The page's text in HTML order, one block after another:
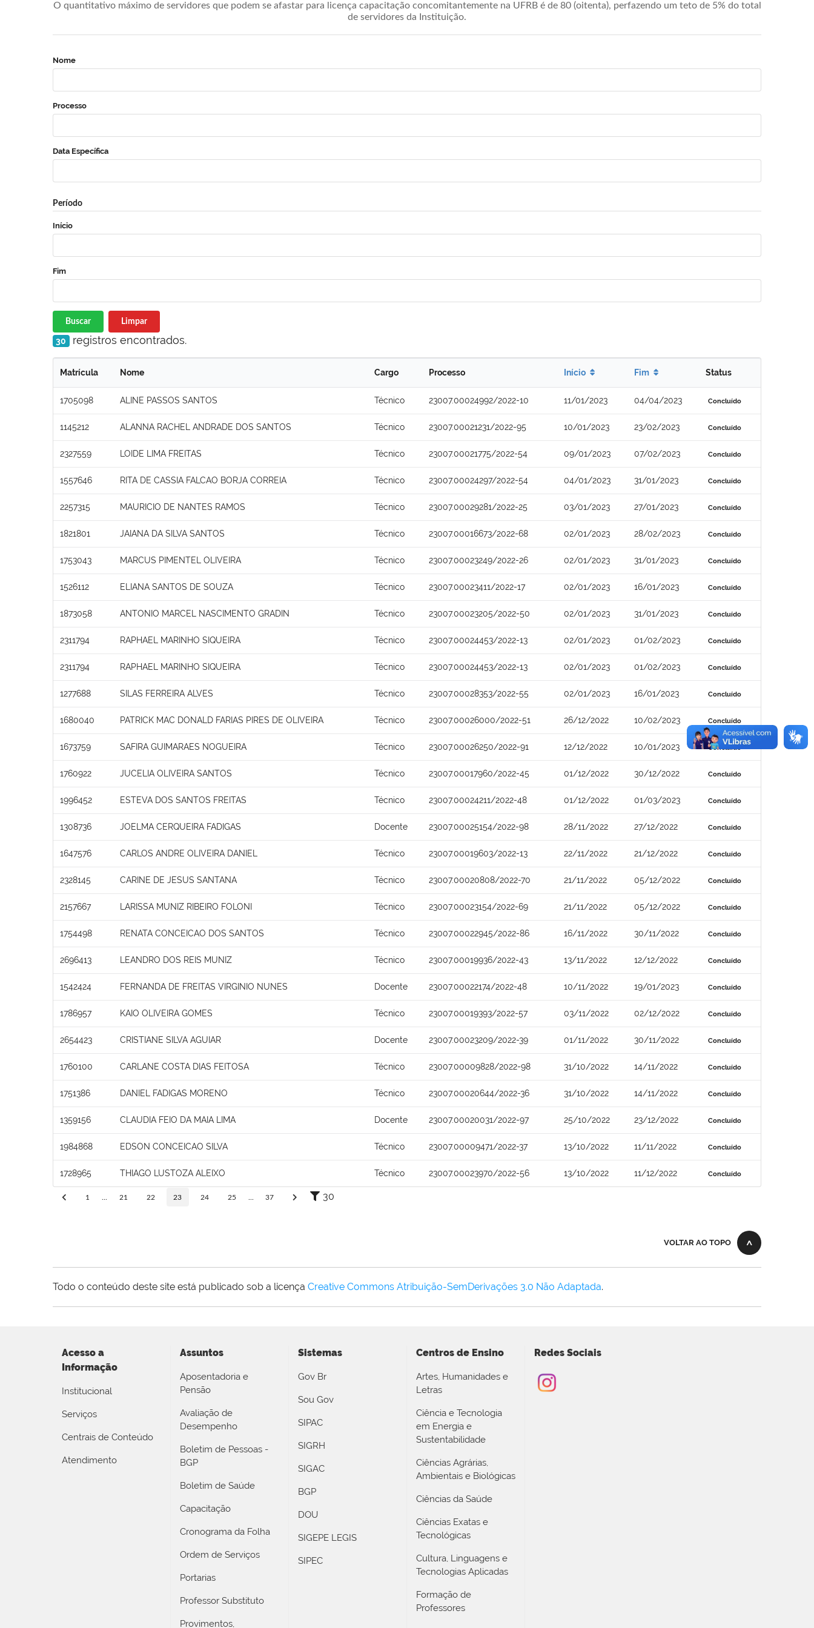
O quantitativo máximo de servidores que podem se afastar para licença capacitação concomitantemente na UFRB é de 80 (oitenta), perfazendo um teto de 5% do total
de servidores da Instituição.
Nome
Processo
Data Específica
Período
Início
Fim
Buscar Limpar
30 registros encontrados.
Matrícula Nome Cargo Processo Início Fim Status
1705098 ALINE PASSOS SANTOS Técnico 23007.00024992/2022-10 11/01/2023 04/04/2023 Concluído
1145212 ALANNA RACHEL ANDRADE DOS SANTOS Técnico 23007.00021231/2022-95 10/01/2023 23/02/2023 Concluído
2327559 LOIDE LIMA FREITAS Técnico 23007.00021775/2022-54 09/01/2023 07/02/2023 Concluído
1557646 RITA DE CASSIA FALCAO BORJA CORREIA Técnico 23007.00024297/2022-54 04/01/2023 31/01/2023 Concluído
2257315 MAURICIO DE NANTES RAMOS Técnico 23007.00029281/2022-25 03/01/2023 27/01/2023 Concluído
1821801 JAIANA DA SILVA SANTOS Técnico 23007.00016673/2022-68 02/01/2023 28/02/2023 Concluído
1753043 MARCUS PIMENTEL OLIVEIRA Técnico 23007.00023249/2022-26 02/01/2023 31/01/2023 Concluído
1526112 ELIANA SANTOS DE SOUZA Técnico 23007.00023411/2022-17 02/01/2023 16/01/2023 Concluído
1873058 ANTONIO MARCEL NASCIMENTO GRADIN Técnico 23007.00023205/2022-50 02/01/2023 31/01/2023 Concluído
2311794 RAPHAEL MARINHO SIQUEIRA Técnico 23007.00024453/2022-13 02/01/2023 01/02/2023 Concluído
2311794 RAPHAEL MARINHO SIQUEIRA Técnico 23007.00024453/2022-13 02/01/2023 01/02/2023 Concluído
1277688 SILAS FERREIRA ALVES Técnico 23007.00028353/2022-55 02/01/2023 16/01/2023 Concluído
1680040 PATRICK MAC DONALD FARIAS PIRES DE OLIVEIRA Técnico 23007.00026000/2022-51 26/12/2022 10/02/2023 Concluído
1673759 SAFIRA GUIMARAES NOGUEIRA Técnico 23007.00026250/2022-91 12/12/2022 10/01/2023 Concluído
1760922 JUCELIA OLIVEIRA SANTOS Técnico 23007.00017960/2022-45 01/12/2022 30/12/2022 Concluído
1996452 ESTEVA DOS SANTOS FREITAS Técnico 23007.00024211/2022-48 01/12/2022 01/03/2023 Concluído
1308736 JOELMA CERQUEIRA FADIGAS Docente 23007.00025154/2022-98 28/11/2022 27/12/2022 Concluído
1647576 CARLOS ANDRE OLIVEIRA DANIEL Técnico 23007.00019603/2022-13 22/11/2022 21/12/2022 Concluído
2328145 CARINE DE JESUS SANTANA Técnico 23007.00020808/2022-70 21/11/2022 05/12/2022 Concluído
2157667 LARISSA MUNIZ RIBEIRO FOLONI Técnico 23007.00023154/2022-69 21/11/2022 05/12/2022 Concluído
1754498 RENATA CONCEICAO DOS SANTOS Técnico 23007.00022945/2022-86 16/11/2022 30/11/2022 Concluído
2696413 LEANDRO DOS REIS MUNIZ Técnico 23007.00019936/2022-43 13/11/2022 12/12/2022 Concluído
1542424 FERNANDA DE FREITAS VIRGINIO NUNES Docente 23007.00022174/2022-48 10/11/2022 19/01/2023 Concluído
1786957 KAIO OLIVEIRA GOMES Técnico 23007.00019393/2022-57 03/11/2022 02/12/2022 Concluído
2654423 CRISTIANE SILVA AGUIAR Docente 23007.00023209/2022-39 01/11/2022 30/11/2022 Concluído
1760100 CARLANE COSTA DIAS FEITOSA Técnico 23007.00009828/2022-98 31/10/2022 14/11/2022 Concluído
1751386 DANIEL FADIGAS MORENO Técnico 23007.00020644/2022-36 31/10/2022 14/11/2022 Concluído
1359156 CLAUDIA FEIO DA MAIA LIMA Docente 23007.00020031/2022-97 25/10/2022 23/12/2022 Concluído
1984868 EDSON CONCEICAO SILVA Técnico 23007.00009471/2022-37 13/10/2022 11/11/2022 Concluído
1728965 THIAGO LUSTOZA ALEIXO Técnico 23007.00023970/2022-56 13/10/2022 11/12/2022 Concluído
1 21 22 23 24 25 37 30
VOLTAR AO TOPO
Todo o conteúdo deste site está publicado sob a licença Creative Commons Atribuição-SemDerivações 3.0 Não Adaptada.
Acesso a
Informação
Institucional
Serviços
Centrais de Conteúdo
Atendimento
Assuntos
Aposentadoria e
Pensão
Avaliação de
Desempenho
Boletim de Pessoas -
BGP
Boletim de Saúde
Capacitação
Cronograma da Folha
Ordem de Serviços
Portarias
Professor Substituto
Provimentos,
Sistemas
Gov Br
Sou Gov
SIPAC
SIGRH
SIGAC
BGP
DOU
SIGEPE LEGIS
SIPEC
Centros de Ensino
Artes, Humanidades e
Letras
Ciência e Tecnologia
em Energia e
Sustentabilidade
Ciências Agrárias,
Ambientais e Biológicas
Ciências da Saúde
Ciências Exatas e
Tecnológicas
Cultura, Linguagens e
Tecnologias Aplicadas
Formação de
Professores
Redes Sociais